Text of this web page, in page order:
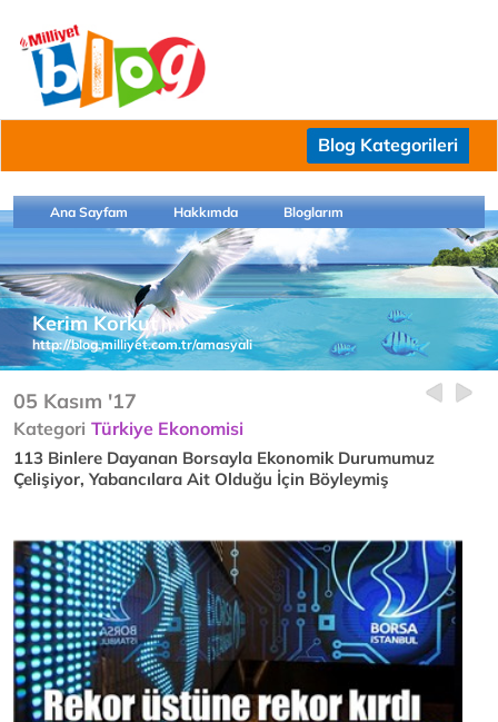
Blog Kategorileri
Ana Sayfam Hakkımda Bloglarım
Kerim Korkut
http://blog.milliyet.com.tr/amasyali
05 Kasım '17
Kategori Türkiye Ekonomisi
113 Binlere Dayanan Borsayla Ekonomik Durumumuz
Çelişiyor, Yabancılara Ait Olduğu İçin Böyleymiş